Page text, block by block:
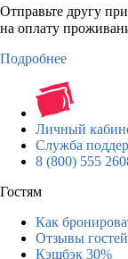
Отправьте другу
на оплату
Подробнее
Личный
Служба
8 (800) 555
Гостям
Как
Отзывы гостей
Кэшбэк 30%